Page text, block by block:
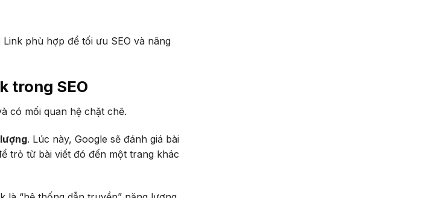
phù hợp để tối ưu SEO và nâng
trong SEO
có mối quan hệ chặt chẽ.
. Lúc này, Google sẽ đánh giá bài
trỏ từ bài viết đó đến một trang khác